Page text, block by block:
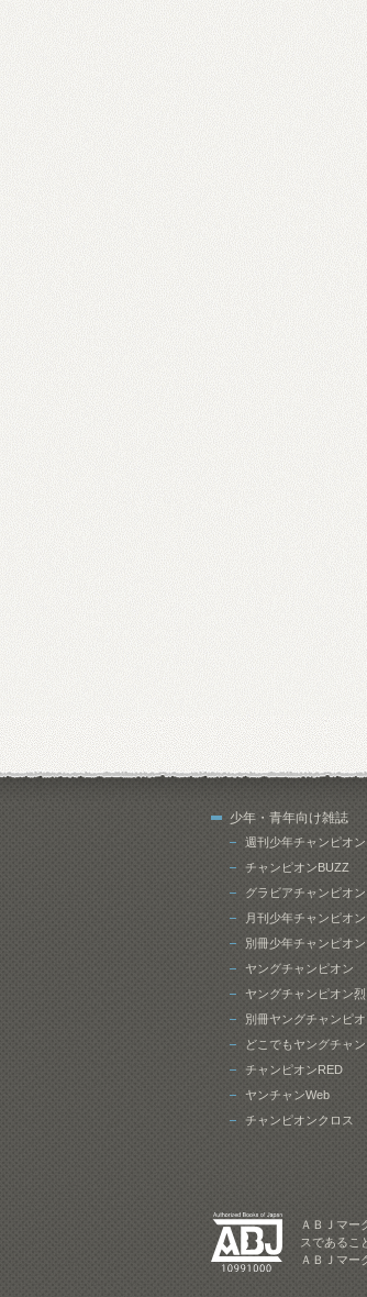
少年・青年向け雑誌
週刊少年チャンピオン
チャンピオンBUZZ
グラビアチャンピオン
月刊少年チャンピオン
別冊少年チャンピオン
ヤングチャンピオン
ヤングチャンピオン烈
別冊ヤングチャンピオ
どこでもヤングチャ
チャンピオンRED
ヤンチャンWeb
チャンピオンクロス
ＡＢＪマー
スであるこ
ＡＢＪマー